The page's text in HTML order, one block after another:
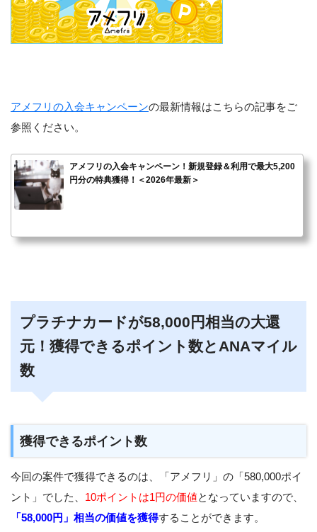
アメフリの入会キャンペーンの最新情報はこちらの記事をご
参照ください。
アメフリの入会キャンペーン！新規登録＆利用で最大5,200
円分の特典獲得！＜2026年最新＞
プラチナカードが58,000円相当の大還
元！獲得できるポイント数とANAマイル
数
獲得できるポイント数
今回の案件で獲得できるのは、「アメフリ」の「580,000ポイ
ント」でした、 10ポイントは1円の価値となっていますので、
「58,000円」相当の価値を獲得することができます。